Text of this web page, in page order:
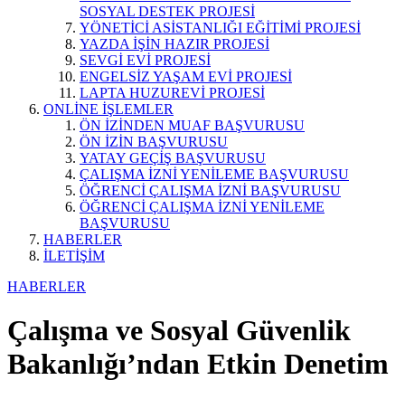
SOSYAL DESTEK PROJESİ
YÖNETİCİ ASİSTANLIĞI EĞİTİMİ PROJESİ
YAZDA İŞİN HAZIR PROJESİ
SEVGİ EVİ PROJESİ
ENGELSİZ YAŞAM EVİ PROJESİ
LAPTA HUZUREVİ PROJESİ
ONLİNE İŞLEMLER
ÖN İZİNDEN MUAF BAŞVURUSU
ÖN İZİN BAŞVURUSU
YATAY GEÇİŞ BAŞVURUSU
ÇALIŞMA İZNİ YENİLEME BAŞVURUSU
ÖĞRENCİ ÇALIŞMA İZNİ BAŞVURUSU
ÖĞRENCİ ÇALIŞMA İZNİ YENİLEME
BAŞVURUSU
HABERLER
İLETİŞİM
HABERLER
Çalışma ve Sosyal Güvenlik
Bakanlığı’ndan Etkin Denetim